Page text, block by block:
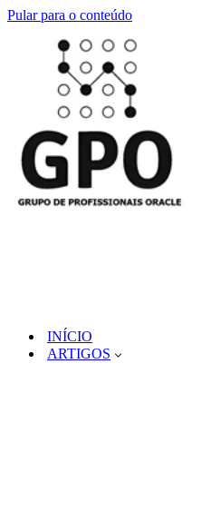
Pular para o conteúdo
INÍCIO
ARTIGOS